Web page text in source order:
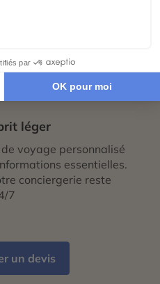
: nous nous
léger
voyage personnalisé
essentielles.
conciergerie reste
7
un devis